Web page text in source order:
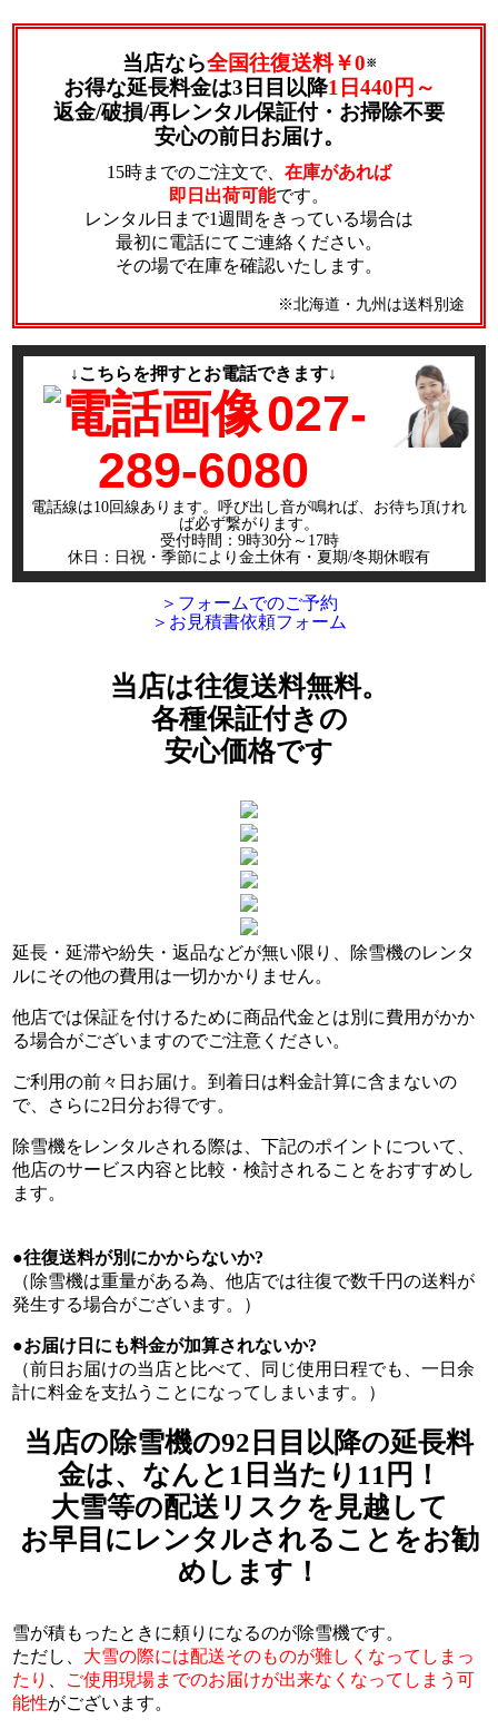
当店なら全国往復送料￥0※
お得な延長料金は3日目以降1日440円～
返金/破損/再レンタル保証付・お掃除不要
安心の前日お届け。
15時までのご注文で、 在庫があれば
即日出荷可能です。
レンタル日まで1週間をきっている場合は
最初に電話にてご連絡ください。
その場で在庫を確認いたします。
※北海道・九州は送料別途
↓こちらを押すとお電話できます↓
027-
289-6080
電話線は10回線あります。呼び出し音が鳴れば、お待ち頂けれ
ば必ず繋がります。
受付時間：9時30分～17時
休日：日祝・季節により金土休有・夏期/冬期休暇有
＞フォームでのご予約
＞お見積書依頼フォーム
当店は往復送料無料。
各種保証付きの
安心価格です
延長・延滞や紛失・返品などが無い限り、除雪機のレンタ
ルにその他の費用は一切かかりません。
他店では保証を付けるために商品代金とは別に費用がかか
る場合がございますのでご注意ください。
ご利用の前々日お届け。到着日は料金計算に含まないの
で、
さらに2日分お得です。
除雪機をレンタルされる際は、下記のポイントについて、
他店のサービス内容と比較・検討されることをおすすめし
ます。
●往復送料が別にかからないか?
（除雪機は重量がある為、他店では往復で数千円の送料が
発生する場合がございます。）
●お届け日にも料金が加算されないか?
（前日お届けの当店と比べて、同じ使用日程でも、一日余
計に料金を支払うことになってしまいます。）
当店の除雪機の92日目以降の延長料
金は、 なんと1日当たり11円！
大雪等の配送リスクを見越して
お早目にレンタルされることをお勧
めします！
雪が積もったときに頼りになるのが除雪機です。
ただし、 大雪の際には配送そのものが難しくなってしまっ
たり
ご使用現場までのお届けが出来なくなってしまう可
能性がございます。